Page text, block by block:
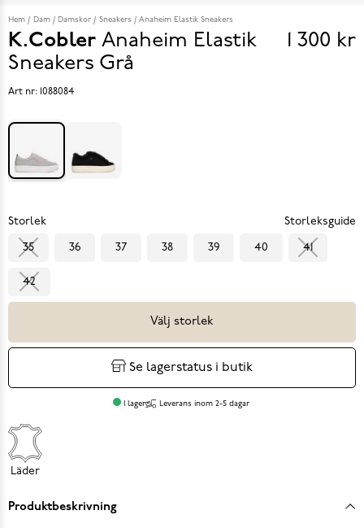
Hem Dam Damskor Sneakers Anaheim Elastik Sneakers
K.Cobler Anaheim Elastik
Sneakers Grå
Pris
1 300 kr
Art nr: 1088084
Storlek Storleksguide
35 36 37 38 39 40 41
42
Välj storlek
Se lagerstatus i butik
I lager Leverans inom 2-5 dagar
Läder
Produktbeskrivning